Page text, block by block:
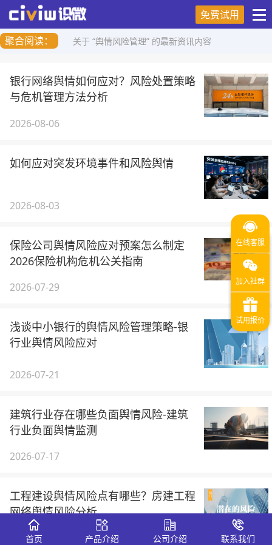
免费试用
聚合阅读：
关于 “舆情风险管理” 的最新资讯内容
银行网络舆情如何应对？风险处置策略
与危机管理方法分析
2026-08-06
如何应对突发环境事件和风险舆情
2026-08-03
保险公司舆情风险应对预案怎么制定
2026保险机构危机公关指南
2026-07-29
浅谈中小银行的舆情风险管理策略-银
行业舆情风险应对
2026-07-21
建筑行业存在哪些负面舆情风险-建筑
行业负面舆情监测
2026-07-17
工程建设舆情风险点有哪些？房建工程
网络舆情风险分析
首页 产品介绍 公司介绍 联系我们